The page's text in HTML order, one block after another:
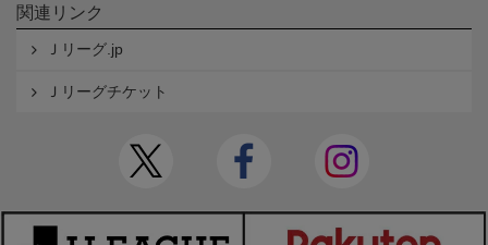
関連リンク
Ｊリーグ.jp
Ｊリーグチケット